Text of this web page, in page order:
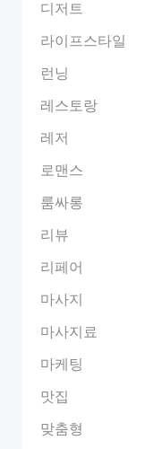
디저트
라이프스타일
런닝
레스토랑
레저
로맨스
룸싸롱
리뷰
리페어
마사지
마사지료
마케팅
맛집
맞춤형